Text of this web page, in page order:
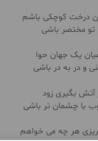
درخت کوچکی باشم
تو مختصر باشی
یک جهان حوا
و در به در باشی
آتش بگیری زود
با چشمان تر باشی
هر چه می خواهم